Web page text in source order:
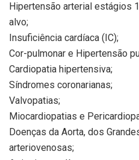
Hipertensão arterial estágios
alvo;
Insuficiência cardíaca (IC);
Cor-pulmonar e Hipertensão
Cardiopatia hipertensiva;
Síndromes coronarianas;
Valvopatias;
Miocardiopatias e
Doenças da Aorta, dos
arteriovenosas;